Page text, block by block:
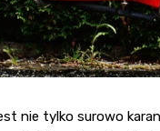
nie tylko surowo